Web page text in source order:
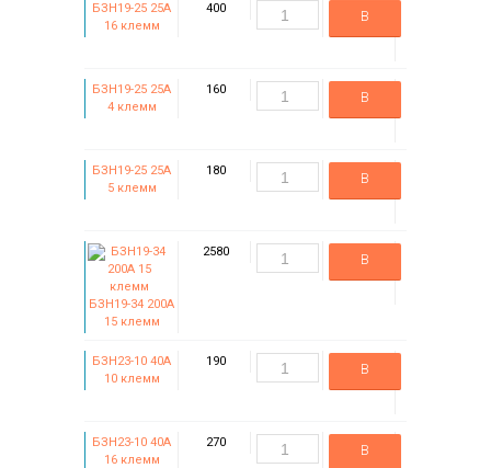
БЗН19-25 25А
16 клемм
400
В
БЗН19-25 25А
4 клемм
160
В
БЗН19-25 25А
5 клемм
180
В
БЗН19-34 200А
15 клемм
2580
В
БЗН23-10 40А
10 клемм
190
В
БЗН23-10 40А
16 клемм
270
В